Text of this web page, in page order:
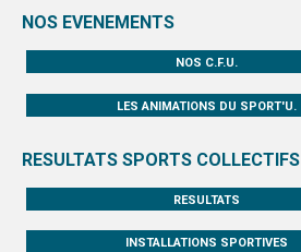
NOS EVENEMENTS
NOS C.F.U.
LES ANIMATIONS DU SPORT'U.
RESULTATS SPORTS COLLECTIFS
RESULTATS
INSTALLATIONS SPORTIVES